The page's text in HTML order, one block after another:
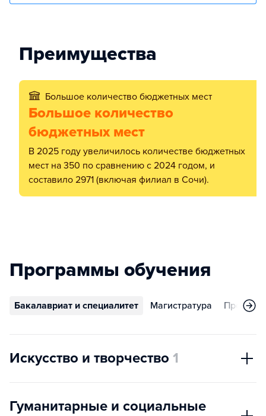
Преимущества
Большое количество бюджетных мест
Большое количество
бюджетных мест
В 2025 году увеличилось количестве бюджетных
мест на 350 по сравнению с 2024 годом, и
составило 2971 (включая филиал в Сочи).
Программы обучения
Бакалавриат и специалитет Магистратура
Искусство и творчество 1
Гуманитарные и социальные